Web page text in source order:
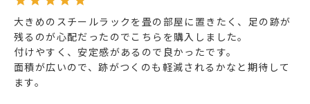
大きめのスチールラックを畳の部屋に置きたく、足の跡が
残るのが心配だったのでこちらを購入しました。
付けやすく、安定感があるので良かったです。
面積が広いので、跡がつくのも軽減されるかなと期待して
ます。